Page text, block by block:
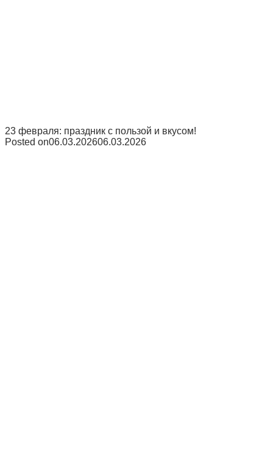
23 февраля: праздник с пользой и вкусом!
Posted on06.03.202606.03.2026